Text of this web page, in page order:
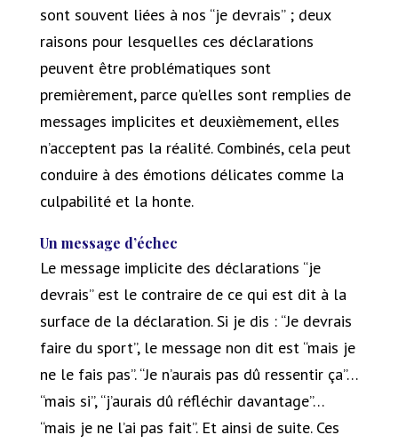
sont souvent liées à nos “je devrais” ; deux
raisons pour lesquelles ces déclarations
peuvent être problématiques sont
premièrement, parce qu’elles sont remplies de
messages implicites et deuxièmement, elles
n’acceptent pas la réalité. Combinés, cela peut
conduire à des émotions délicates comme la
culpabilité et la honte.
Un message d’échec
Le message implicite des déclarations “je
devrais” est le contraire de ce qui est dit à la
surface de la déclaration. Si je dis : “Je devrais
faire du sport”, le message non dit est “mais je
ne le fais pas”. “Je n’aurais pas dû ressentir ça”…
“mais si”, “j’aurais dû réfléchir davantage”…
“mais je ne l’ai pas fait”. Et ainsi de suite. Ces